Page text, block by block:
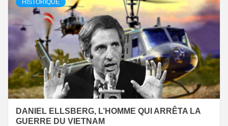
HISTORIQUE
DANIEL ELLSBERG, L’HOMME QUI ARRÊTA LA
GUERRE DU VIETNAM